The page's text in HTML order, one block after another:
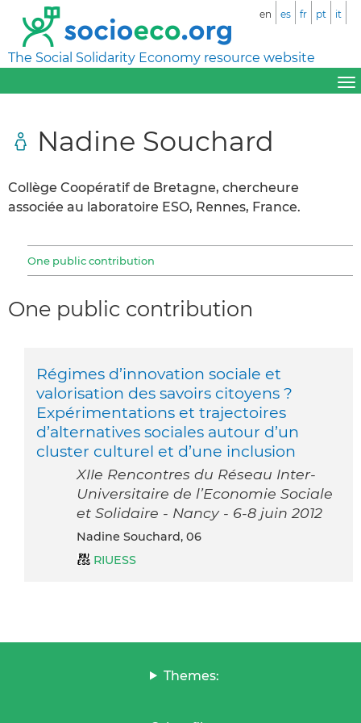
The Social Solidarity Economy resource website
en es fr pt it
Nadine Souchard
Collège Coopératif de Bretagne, chercheure
associée au laboratoire ESO, Rennes, France.
One public contribution
One public contribution
Régimes d’innovation sociale et
valorisation des savoirs citoyens ?
Expérimentations et trajectoires
d’alternatives sociales autour d’un
cluster culturel et d’une inclusion
XIIe Rencontres du Réseau Inter-
Universitaire de l’Economie Sociale
et Solidaire - Nancy - 6-8 juin 2012
Nadine Souchard, 06
RIUESS
Themes: